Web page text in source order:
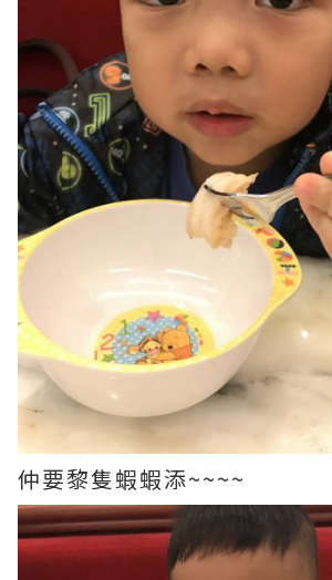
仲要黎隻蝦蝦添~~~~